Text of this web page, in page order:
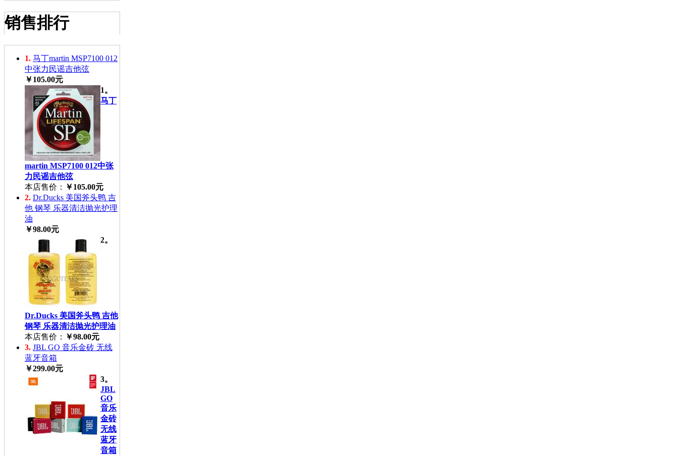
销售排行
1. 马丁martin MSP7100 012
中张力民谣吉他弦
￥105.00元
1。
马丁
martin MSP7100 012中张
力民谣吉他弦
本店售价： ￥105.00元
2. Dr.Ducks 美国斧头鸭 吉
他 钢琴 乐器清洁抛光护理
油
￥98.00元
2。
Dr.Ducks 美国斧头鸭 吉他
钢琴 乐器清洁抛光护理油
本店售价： ￥98.00元
3. JBL GO 音乐金砖 无线
蓝牙音箱
￥299.00元
3。
JBL
GO
音乐
金砖
无线
蓝牙
音箱